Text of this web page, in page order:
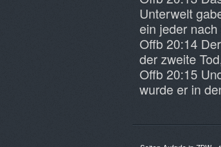
Unterwelt
ein jeder
Offb 20:14
der zweite
Offb 20:15
wurde er in